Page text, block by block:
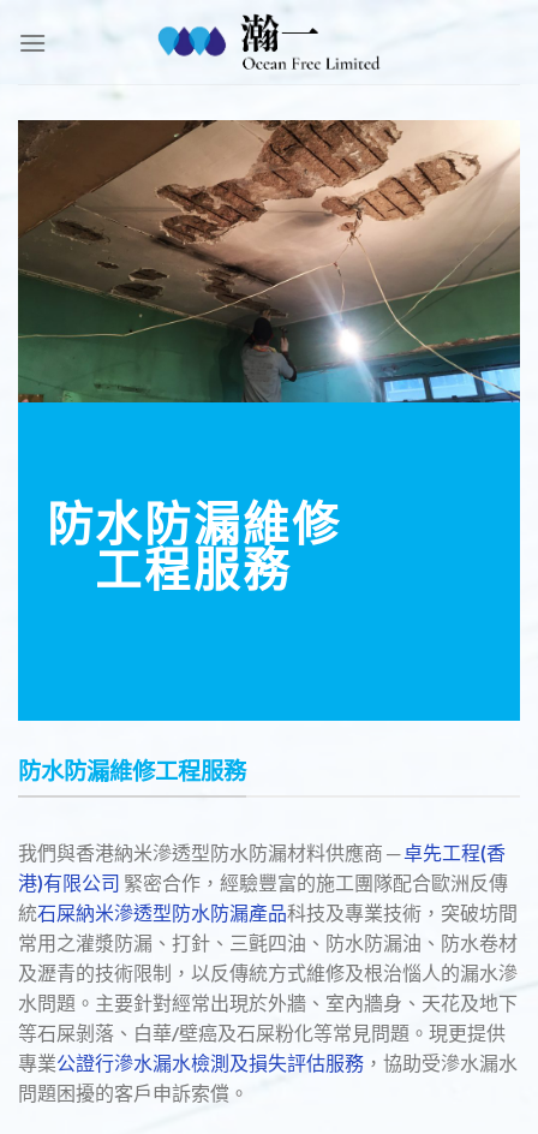
防水防漏維修
工程服務
防水防漏維修工程服務
我們與香港納米滲透型防水防漏材料供應商 ─卓先工程(香
港)有限公司 緊密合作，經驗豐富的施工團隊配合歐洲反傳
統石屎納米滲透型防水防漏產品科技及專業技術，突破坊間
常用之灌漿防漏、打針、三氈四油、防水防漏油、防水卷材
及瀝青的技術限制，以反傳統方式維修及根治惱人的漏水滲
水問題。主要針對經常出現於外牆、室內牆身、天花及地下
等石屎剝落、白華/壁癌及石屎粉化等常見問題。現更提供
專業公證行滲水漏水檢測及損失評估服務，協助受滲水漏水
問題困擾的客戶申訴索償。